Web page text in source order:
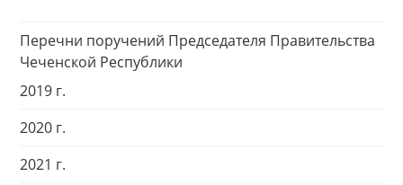
Перечни поручений Председателя Правительства
Чеченской Республики
2019 г.
2020 г.
2021 г.